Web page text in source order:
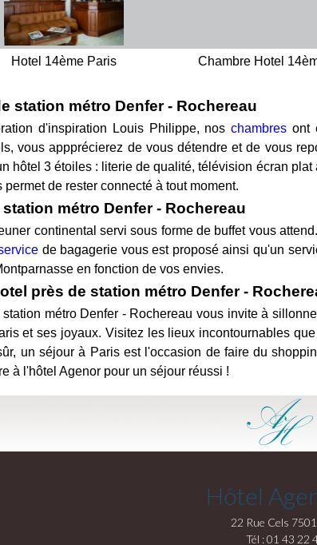
Hotel 14ème Paris Chambre Hotel
station métro Denfer - Rochereau
d'inspiration Louis Philippe, noschambres ont
vous appprécierez de vous détendre et de vous
hôtel 3 étoiles : literie de qualité, télévision écran
de rester connecté à tout moment.
métro Denfer - Rochereau
continental servi sous forme de buffet vous
de bagagerie vous est proposé ainsi qu'un
en fonction de vos envies.
près de station métro Denfer -
métro Denfer - Rochereau vous invite à
et ses joyaux. Visitez les lieux incontournables
un séjour à Paris est l'occasion de faire du
à l'hôtel Agenor pour un séjour réussi !
Hôtel
22 Rue Cels
Tél : 01 43 22